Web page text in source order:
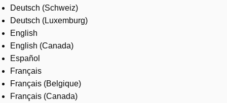
Where to buy
Contact us
Careers
Deutsch (Schweiz)
Deutsch (Luxemburg)
English
English (Canada)
Español
Français
Français (Belgique)
Français (Canada)